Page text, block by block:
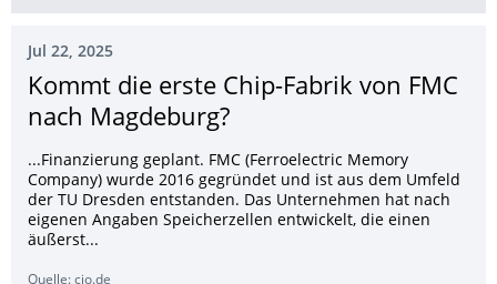
Jul 22, 2025
Kommt die erste Chip-Fabrik von FMC
nach Magdeburg?
...Finanzierung geplant. FMC (Ferroelectric Memory
Company) wurde 2016 gegründet und ist aus dem Umfeld
der TU Dresden entstanden. Das Unternehmen hat nach
eigenen Angaben Speicherzellen entwickelt, die einen
äußerst...